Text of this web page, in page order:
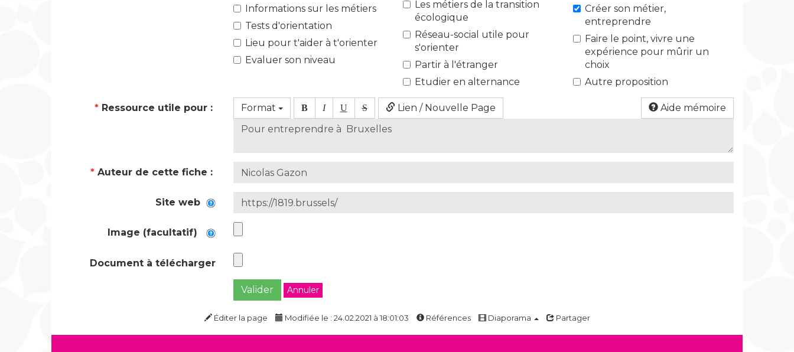
Informations sur les métiers
Tests d'orientation
Lieu pour t'aider à t'orienter
Evaluer son niveau
Les métiers de la transition
écologique
Réseau-social utile pour
s'orienter
Partir à l'étranger
Etudier en alternance
Créer son métier,
entreprendre
Faire le point, vivre une
expérience pour mûrir un
choix
Autre proposition
* Ressource utile pour : Format B I U S Lien / Nouvelle Page Aide mémoire
* Auteur de cette fiche :
Site web
Image (facultatif)
Document à télécharger
Valider Annuler
Éditer la page Modifiée le : 24.02.2021 à 18:01:03 Références Diaporama Partager